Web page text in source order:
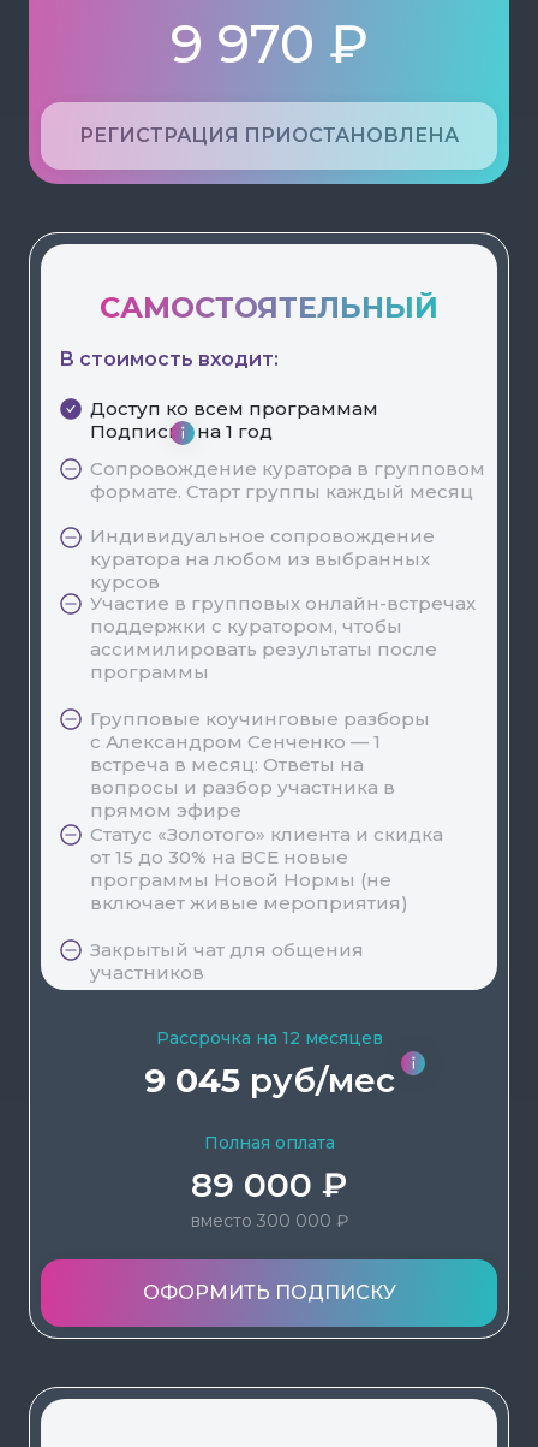
вместо 300 000 ₽
89 000 ₽
Полная оплата
9 045руб/мес
Рассрочка на 12 месяцев
ОФОРМИТЬ ПОДПИСКУ
САМОСТОЯТЕЛЬНЫЙ
Доступ ко всем программам
Подписки на 1 год
Сопровождение куратора в групповом
формате. Старт группы каждый месяц
Индивидуальное сопровождение
куратора на любом из выбранных
курсов
Участие в групповых онлайн-встречах
поддержки с куратором, чтобы
ассимилировать результаты после
программы
Групповые коучинговые разборы
с Александром Сенченко — 1
встреча в месяц: Ответы на
вопросы и разбор участника в
прямом эфире
Статус «Золотого» клиента и скидка
от 15 до 30% на ВСЕ новые
программы Новой Нормы (не
включает живые мероприятия)
Закрытый чат для общения
участников
В стоимость входит:
9 970 ₽
РЕГИСТРАЦИЯ ПРИОСТАНОВЛЕНА